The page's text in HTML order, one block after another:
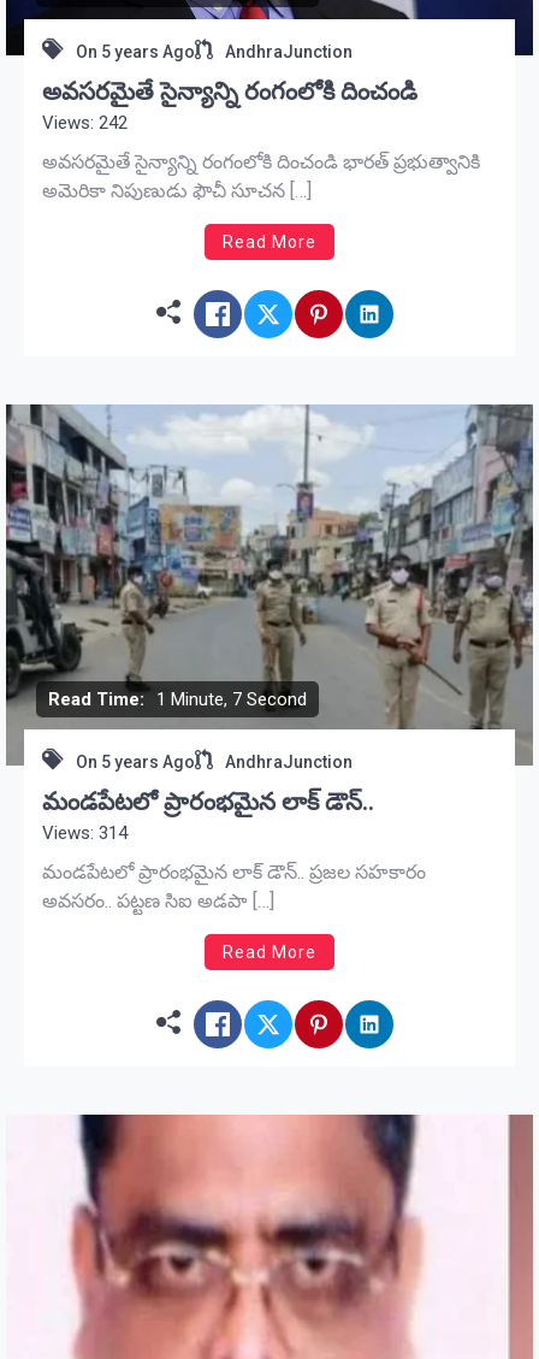
On 5 years Ago AndhraJunction
అవసరమైతే సైన్యాన్ని రంగంలోకి దించండి
Views: 242
అవసరమైతే సైన్యాన్ని రంగంలోకి దించండి భారత్‌ ప్రభుత్వానికి
అమెరికా నిపుణుడు ఫౌచీ సూచన […]
Read More
Read Time: 1 Minute, 7 Second
On 5 years Ago AndhraJunction
మండపేటలో ప్రారంభమైన లాక్ డౌన్..
Views: 314
మండపేటలో ప్రారంభమైన లాక్ డౌన్.. ప్రజల సహకారం
అవసరం.. పట్టణ సిఐ అడపా […]
Read More